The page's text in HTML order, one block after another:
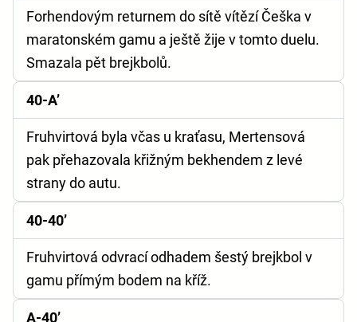
Forhendovým returnem do sítě vítězí Češka v
maratonském gamu a ještě žije v tomto duelu.
Smazala pět brejkbolů.
40-A’
Fruhvirtová byla včas u kraťasu, Mertensová
pak přehazovala křižným bekhendem z levé
strany do autu.
40-40’
Fruhvirtová odvrací odhadem šestý brejkbol v
gamu přímým bodem na kříž.
A-40’